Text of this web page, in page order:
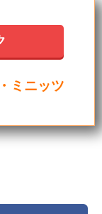
ミニッツ